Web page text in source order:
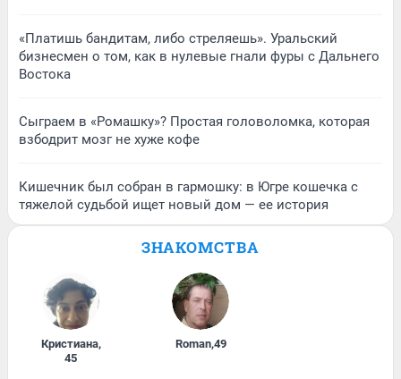
«Платишь бандитам, либо стреляешь». Уральский
бизнесмен о том, как в нулевые гнали фуры с Дальнего
Востока
Сыграем в «Ромашку»? Простая головоломка, которая
взбодрит мозг не хуже кофе
Кишечник был собран в гармошку: в Югре кошечка с
тяжелой судьбой ищет новый дом — ее история
ЗНАКОМСТВА
Кристиана,
45
Roman,49